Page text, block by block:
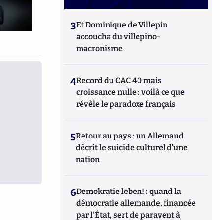
3Et Dominique de Villepin
accoucha du villepino-
macronisme
4Record du CAC 40 mais
croissance nulle : voilà ce que
révèle le paradoxe français
5Retour au pays : un Allemand
décrit le suicide culturel d’une
nation
6Demokratie leben! : quand la
démocratie allemande, financée
par l'État, sert de paravent à